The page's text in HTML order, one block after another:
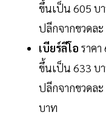
ขึ้นเป็น 605 บา
ปลีกจากขวดล
เบียร์ลีโอ ราค
ขึ้นเป็น 633 บา
ปลีกจากขวดล
บาท